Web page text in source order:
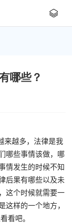
哪些？
越多，法律是我
哪些事情该做，哪
情发生的时候不知
后果有哪些以及未
这个时候就需要一
样的一个地方，
看吧。